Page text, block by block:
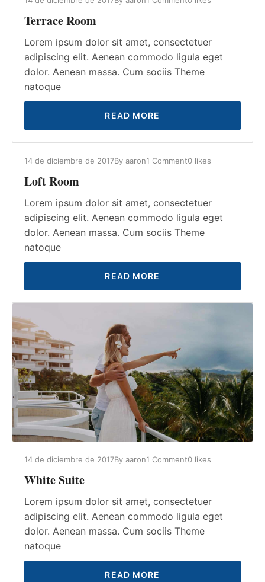
Terrace Room
Lorem ipsum dolor sit amet, consectetuer
adipiscing elit. Aenean commodo ligula eget
dolor. Aenean massa. Cum sociis Theme
natoque
READ MORE
14 de diciembre de 2017By aaron1 Comment0 likes
Loft Room
Lorem ipsum dolor sit amet, consectetuer
adipiscing elit. Aenean commodo ligula eget
dolor. Aenean massa. Cum sociis Theme
natoque
READ MORE
14 de diciembre de 2017By aaron1 Comment0 likes
White Suite
Lorem ipsum dolor sit amet, consectetuer
adipiscing elit. Aenean commodo ligula eget
dolor. Aenean massa. Cum sociis Theme
natoque
READ MORE